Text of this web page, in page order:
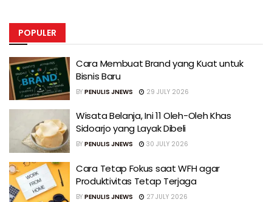
POPULER
Cara Membuat Brand yang Kuat untuk
Bisnis Baru
BY PENULIS JNEWS 29 JULY 2026
Wisata Belanja, Ini 11 Oleh-Oleh Khas
Sidoarjo yang Layak Dibeli
BY PENULIS JNEWS 30 JULY 2026
Cara Tetap Fokus saat WFH agar
Produktivitas Tetap Terjaga
BY PENULIS JNEWS 27 JULY 2026